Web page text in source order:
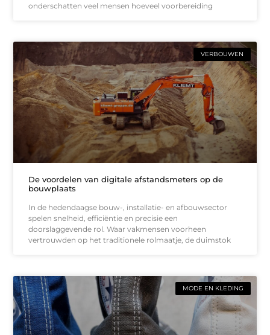
onderschatten veel mensen hoeveel voorbereiding
VERBOUWEN
De voordelen van digitale afstandsmeters op de
bouwplaats
In de hedendaagse bouw-, installatie- en afbouwsector
spelen snelheid, efficiëntie en precisie een
doorslaggevende rol. Waar vakmensen voorheen
vertrouwden op het traditionele rolmaatje, de duimstok
MODE EN KLEDING